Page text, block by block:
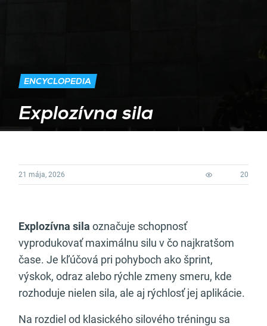
ENCYCLOPEDIA
Explozívna sila
21 mája, 2026 20
Explozívna sila označuje schopnosť
vyprodukovať maximálnu silu v čo najkratšom
čase. Je kľúčová pri pohyboch ako šprint,
výskok, odraz alebo rýchle zmeny smeru, kde
rozhoduje nielen sila, ale aj rýchlosť jej aplikácie.
Na rozdiel od klasického silového tréningu sa